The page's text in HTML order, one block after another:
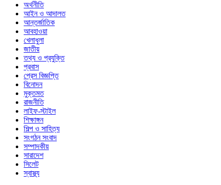
অর্থনীতি
আইন ও আদালত
আন্তর্জাতিক
আবহাওয়া
খেলাধুলা
জাতীয়
তথ্য ও প্রযুক্তি
প্রবাস
প্রেস বিজ্ঞপ্তি
বিনোদন
মুক্তমত
রাজনীতি
লাইফ-স্টাইল
শিক্ষাঙ্গন
শিল্প ও সাহিত্য
সংগঠন সংবাদ
সম্পাদকীয়
সারাদেশ
সিলেট
স্বাস্থ্য